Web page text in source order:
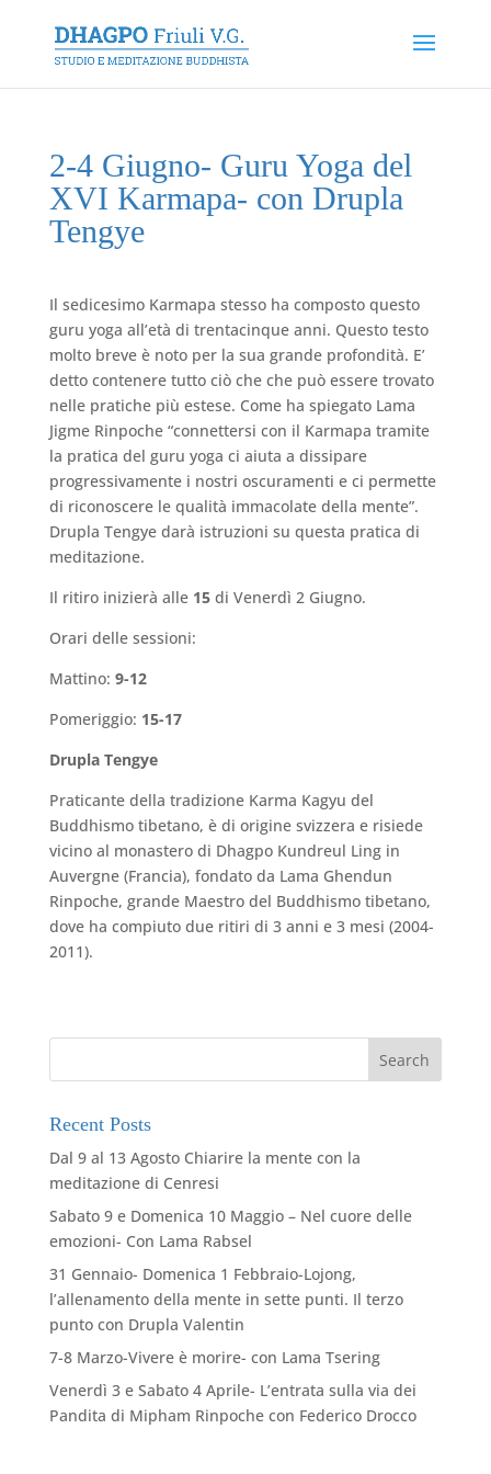
2-4 Giugno- Guru Yoga del
XVI Karmapa- con Drupla
Tengye
Il sedicesimo Karmapa stesso ha composto questo
guru yoga all’età di trentacinque anni. Questo testo
molto breve è noto per la sua grande profondità. E’
detto contenere tutto ciò che che può essere trovato
nelle pratiche più estese. Come ha spiegato Lama
Jigme Rinpoche “connettersi con il Karmapa tramite
la pratica del guru yoga ci aiuta a dissipare
progressivamente i nostri oscuramenti e ci permette
di riconoscere le qualità immacolate della mente”.
Drupla Tengye darà istruzioni su questa pratica di
meditazione.
Il ritiro inizierà alle15di Venerdì 2 Giugno.
Orari delle sessioni:
Mattino: 9-12
Pomeriggio: 15-17
Drupla Tengye
Praticante della tradizione Karma Kagyu del
Buddhismo tibetano, è di origine svizzera e risiede
vicino al monastero di Dhagpo Kundreul Ling in
Auvergne (Francia), fondato da Lama Ghendun
Rinpoche, grande Maestro del Buddhismo tibetano,
dove ha compiuto due ritiri di 3 anni e 3 mesi (2004-
2011).
Recent Posts
Dal 9 al 13 Agosto Chiarire la mente con la
meditazione di Cenresi
Sabato 9 e Domenica 10 Maggio – Nel cuore delle
emozioni- Con Lama Rabsel
31 Gennaio- Domenica 1 Febbraio-Lojong,
l’allenamento della mente in sette punti. Il terzo
punto con Drupla Valentin
7-8 Marzo-Vivere è morire- con Lama Tsering
Venerdì 3 e Sabato 4 Aprile- L’entrata sulla via dei
Pandita di Mipham Rinpoche con Federico Drocco